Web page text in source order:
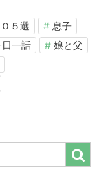
５選
息子
一話
娘と父